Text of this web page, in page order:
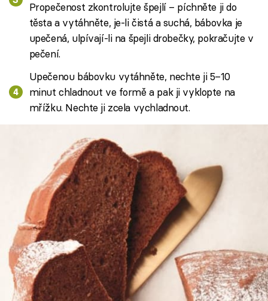
Propečenost zkontrolujte špejlí – píchněte ji do
těsta a vytáhněte, je-li čistá a suchá, bábovka je
upečená, ulpívají-li na špejli drobečky, pokračujte v
pečení.
Upečenou bábovku vytáhněte, nechte ji 5–10
minut chladnout ve formě a pak ji vyklopte na
mřížku. Nechte ji zcela vychladnout.